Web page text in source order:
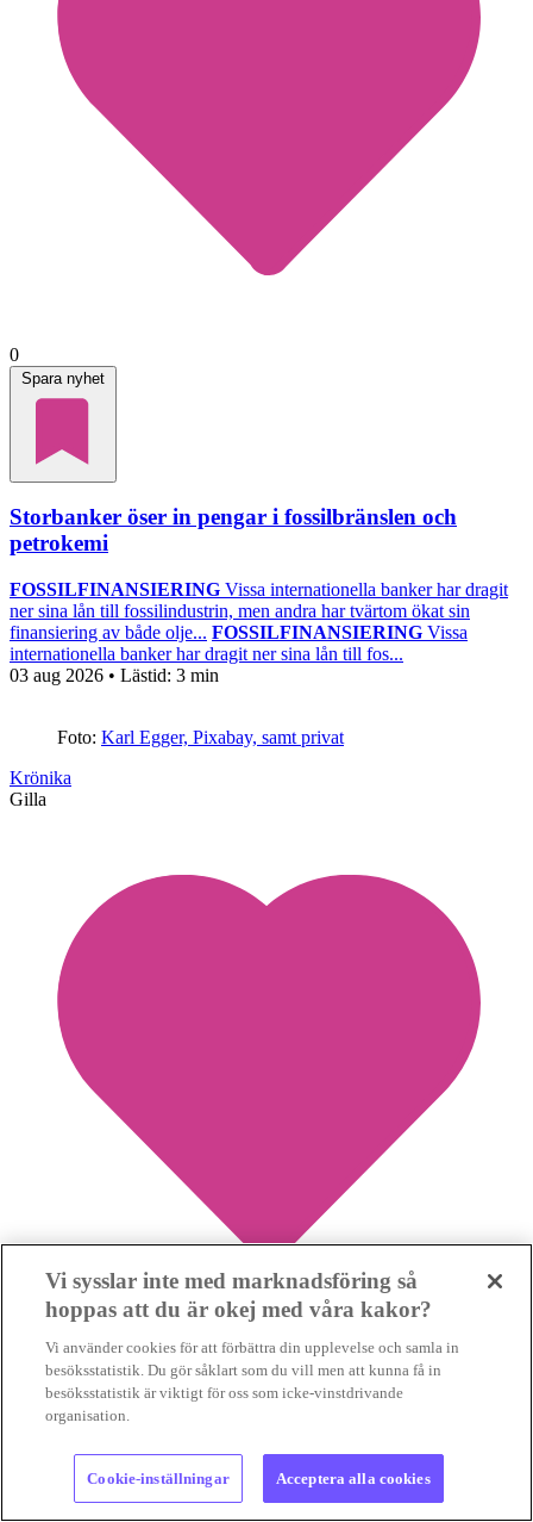
0
Spara nyhet
Storbanker öser in pengar i fossilbränslen och
petrokemi
FOSSILFINANSIERING Vissa internationella banker har dragit
ner sina lån till fossilindustrin, men andra har tvärtom ökat sin
finansiering av både olje... FOSSILFINANSIERING Vissa
internationella banker har dragit ner sina lån till fos...
03 aug 2026 • Lästid: 3 min
Foto: Karl Egger, Pixabay, samt privat
Krönika
Gilla
Spara nyhet
Dålig affär att ersätta utsläppsminskningar i EU
Vi sysslar inte med marknadsföring så
hoppas att du är okej med våra kakor?
Vi använder cookies för att förbättra din upplevelse och samla in
besöksstatistik. Du gör såklart som du vill men att kunna få in
besöksstatistik är viktigt för oss som icke-vinstdrivande
organisation.
Cookie-inställningar Acceptera alla cookies